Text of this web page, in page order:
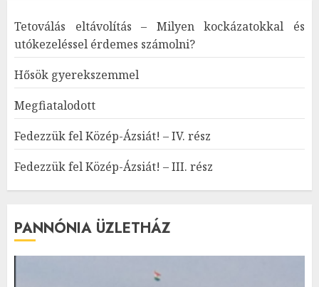
Tetoválás eltávolítás – Milyen kockázatokkal és
utókezeléssel érdemes számolni?
Hősök gyerekszemmel
Megfiatalodott
Fedezzük fel Közép-Ázsiát! – IV. rész
Fedezzük fel Közép-Ázsiát! – III. rész
PANNÓNIA ÜZLETHÁZ